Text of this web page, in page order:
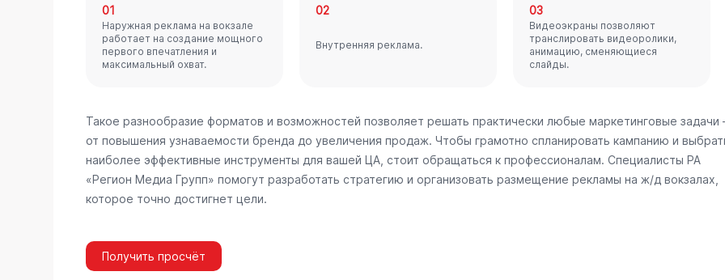
01
Наружная реклама на вокзале
работает на создание мощного
первого впечатления и
максимальный охват.
02
Внутренняя реклама.
03
Видеоэкраны позволяют
транслировать видеоролики,
анимацию, сменяющиеся
слайды.
Такое разнообразие форматов и возможностей позволяет решать практически любые маркетинговые
от повышения узнаваемости бренда до увеличения продаж. Чтобы грамотно спланировать кампанию и
наиболее эффективные инструменты для вашей ЦА, стоит обращаться к профессионалам. Специалисты РА
«Регион Медиа Групп» помогут разработать стратегию и организовать размещение рекламы на ж/д вокзалах,
которое точно достигнет цели.
Получить просчёт